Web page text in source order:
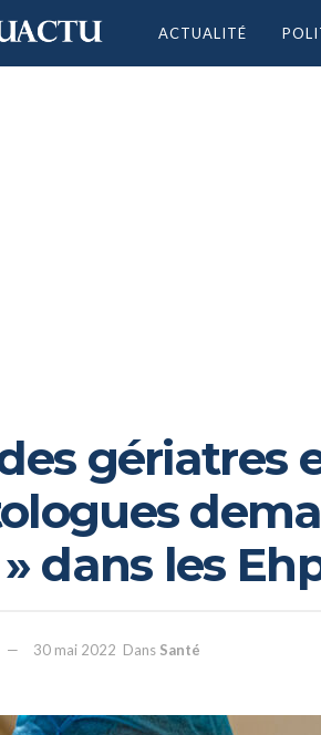
ACTUALITÉ
gériatres
dans les
30 mai 2022 Dans Santé